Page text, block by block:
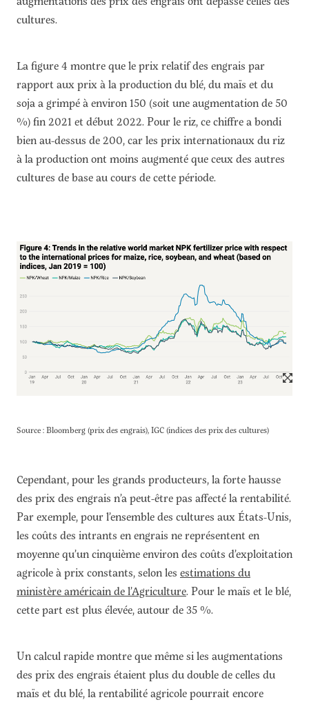
cultures.
La figure 4 montre que le prix relatif des engrais par
rapport aux prix à la production du blé, du maïs et du
soja a grimpé à environ 150 (soit une augmentation de 50
%) fin 2021 et début 2022. Pour le riz, ce chiffre a bondi
bien au-dessus de 200, car les prix internationaux du riz
à la production ont moins augmenté que ceux des autres
cultures de base au cours de cette période.
Source : Bloomberg (prix des engrais), IGC (indices des prix des cultures)
Cependant, pour les grands producteurs, la forte hausse
des prix des engrais n’a peut-être pas affecté la rentabilité.
Par exemple, pour l’ensemble des cultures aux États-Unis,
les coûts des intrants en engrais ne représentent en
moyenne qu’un cinquième environ des coûts d’exploitation
agricole à prix constants, selon les estimations du
ministère américain de l’Agriculture. Pour le maïs et le blé,
cette part est plus élevée, autour de 35 %.
Un calcul rapide montre que même si les augmentations
des prix des engrais étaient plus du double de celles du
maïs et du blé, la rentabilité agricole pourrait encore